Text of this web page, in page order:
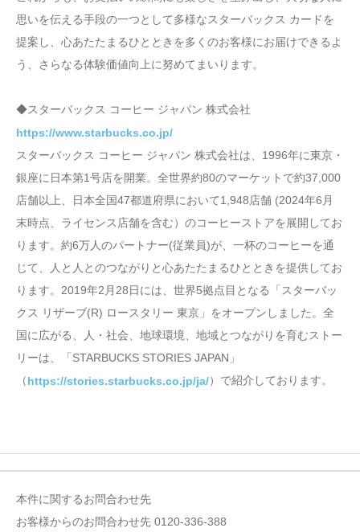
思いを伝える手段の一つとして多様なスターバックス カードを
提案し、心あたたまるひとときを多くのお客様にお届けできるよ
う、さらなる体験価値向上に努めてまいります。
◆スターバックス コーヒー ジャパン 株式会社
https://www.starbucks.co.jp/
スターバックス コーヒー ジャパン 株式会社は、1996年に東京・
銀座に日本第1号店を開業。全世界約80のマーケットで約37,000
店舗以上、日本全国47都道府県において1,948店舗 (2024年6月
末時点、ライセンス店舗を含む）のコーヒーストアを展開してお
ります。約6万人のパートナー(従業員)が、一杯のコーヒーを通
じて、人と人とのつながりと心あたたまるひとときを提供してお
ります。2019年2月28日には、世界5拠点目となる「スターバッ
クス リザーブ(R) ロースタリー 東京」をオープンしました。全
国に広がる、人・社会、地球環境、地域とつながりを育むストー
リーは、「STARBUCKS STORIES JAPAN」
（https://stories.starbucks.co.jp/ja/）で紹介しております。
本件に関するお問合わせ先
お客様からのお問合わせ先 0120-336-388